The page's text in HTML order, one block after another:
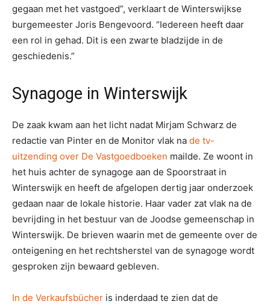
gegaan met het vastgoed”, verklaart de Winterswijkse
burgemeester Joris Bengevoord. “Iedereen heeft daar
een rol in gehad. Dit is een zwarte bladzijde in de
geschiedenis.”
Synagoge in Winterswijk
De zaak kwam aan het licht nadat Mirjam Schwarz de
redactie van Pinter en de Monitor vlak na de tv-
uitzending over De Vastgoedboeken mailde. Ze woont in
het huis achter de synagoge aan de Spoorstraat in
Winterswijk en heeft de afgelopen dertig jaar onderzoek
gedaan naar de lokale historie. Haar vader zat vlak na de
bevrijding in het bestuur van de Joodse gemeenschap in
Winterswijk. De brieven waarin met de gemeente over de
onteigening en het rechtsherstel van de synagoge wordt
gesproken zijn bewaard gebleven.
In de Verkaufsbücher is inderdaad te zien dat de